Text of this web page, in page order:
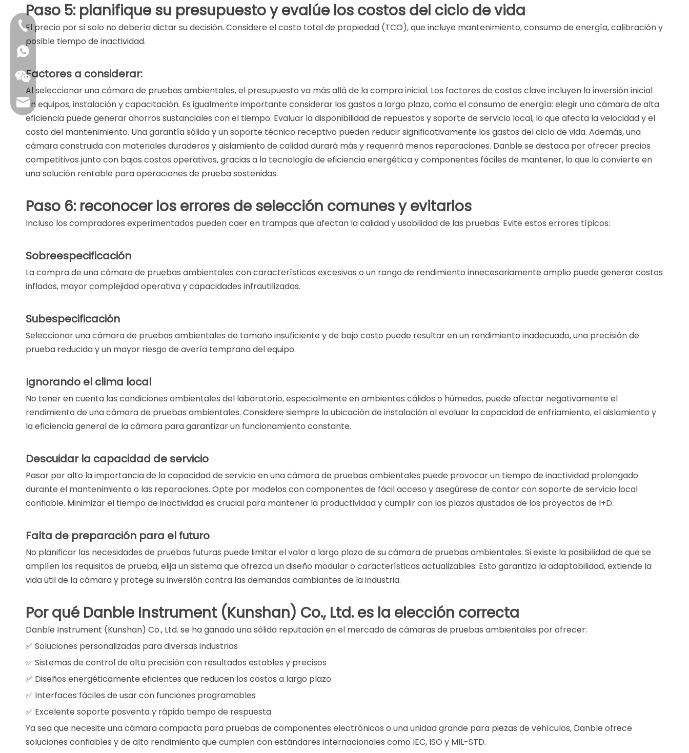
Paso 5: planifique su presupuesto y evalúe los costos del ciclo de vida
El precio por sí solo no debería dictar su decisión. Considere el costo total de propiedad (TCO), que incluye mantenimiento, consumo de energía, calibración y
posible tiempo de inactividad.
Factores a considerar:
Al seleccionar una cámara de pruebas ambientales, el presupuesto va más allá de la compra inicial. Los factores de costos clave incluyen la inversión inicial
en equipos, instalación y capacitación. Es igualmente importante considerar los gastos a largo plazo, como el consumo de energía: elegir una cámara de alta
eficiencia puede generar ahorros sustanciales con el tiempo. Evaluar la disponibilidad de repuestos y soporte de servicio local, lo que afecta la velocidad y el
costo del mantenimiento. Una garantía sólida y un soporte técnico receptivo pueden reducir significativamente los gastos del ciclo de vida. Además, una
cámara construida con materiales duraderos y aislamiento de calidad durará más y requerirá menos reparaciones. Danble se destaca por ofrecer precios
competitivos junto con bajos costos operativos, gracias a la tecnología de eficiencia energética y componentes fáciles de mantener, lo que la convierte en
una solución rentable para operaciones de prueba sostenidas.
Paso 6: reconocer los errores de selección comunes y evitarlos
Incluso los compradores experimentados pueden caer en trampas que afectan la calidad y usabilidad de las pruebas. Evite estos errores típicos:
Sobreespecificación
La compra de una cámara de pruebas ambientales con características excesivas o un rango de rendimiento innecesariamente amplio puede generar costos
inflados, mayor complejidad operativa y capacidades infrautilizadas.
Subespecificación
Seleccionar una cámara de pruebas ambientales de tamaño insuficiente y de bajo costo puede resultar en un rendimiento inadecuado, una precisión de
prueba reducida y un mayor riesgo de avería temprana del equipo.
Ignorando el clima local
No tener en cuenta las condiciones ambientales del laboratorio, especialmente en ambientes cálidos o húmedos, puede afectar negativamente el
rendimiento de una cámara de pruebas ambientales. Considere siempre la ubicación de instalación al evaluar la capacidad de enfriamiento, el aislamiento y
la eficiencia general de la cámara para garantizar un funcionamiento constante.
Descuidar la capacidad de servicio
Pasar por alto la importancia de la capacidad de servicio en una cámara de pruebas ambientales puede provocar un tiempo de inactividad prolongado
durante el mantenimiento o las reparaciones. Opte por modelos con componentes de fácil acceso y asegúrese de contar con soporte de servicio local
confiable. Minimizar el tiempo de inactividad es crucial para mantener la productividad y cumplir con los plazos ajustados de los proyectos de I+D.
Falta de preparación para el futuro
No planificar las necesidades de pruebas futuras puede limitar el valor a largo plazo de su cámara de pruebas ambientales. Si existe la posibilidad de que se
amplíen los requisitos de prueba, elija un sistema que ofrezca un diseño modular o características actualizables. Esto garantiza la adaptabilidad, extiende la
vida útil de la cámara y protege su inversión contra las demandas cambiantes de la industria.
Por qué Danble Instrument (Kunshan) Co., Ltd. es la elección correcta
Danble Instrument (Kunshan) Co., Ltd. se ha ganado una sólida reputación en el mercado de cámaras de pruebas ambientales por ofrecer:
✅ Soluciones personalizadas para diversas industrias
✅ Sistemas de control de alta precisión con resultados estables y precisos
✅ Diseños energéticamente eficientes que reducen los costos a largo plazo
✅ Interfaces fáciles de usar con funciones programables
✅ Excelente soporte posventa y rápido tiempo de respuesta
Ya sea que necesite una cámara compacta para pruebas de componentes electrónicos o una unidad grande para piezas de vehículos, Danble ofrece
soluciones confiables y de alto rendimiento que cumplen con estándares internacionales como IEC, ISO y MIL-STD.
+86-4009006797
sales01@danbleclimate.com